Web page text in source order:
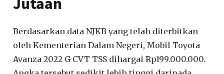
Berdasarkan data NJKB yang telah diterbitkan
oleh Kementerian Dalam Negeri, Mobil Toyota
Avanza 2022 G CVT TSS dihargai Rp199.000.000.